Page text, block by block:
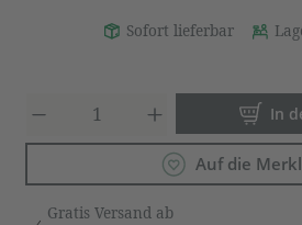
Sofort lieferbar
Produkt In
Auf die
Gratis Versand ab